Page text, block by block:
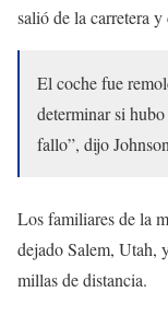
salió de la carretera
El coche fue
determinar si
fallo”, dijo
Los familiares de la
dejado Salem, Utah,
millas de distancia.